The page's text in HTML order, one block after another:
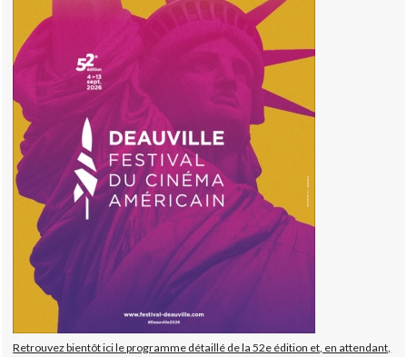
Retrouvez bientôt ici le programme détaillé de la 52e édition et, en attendant,